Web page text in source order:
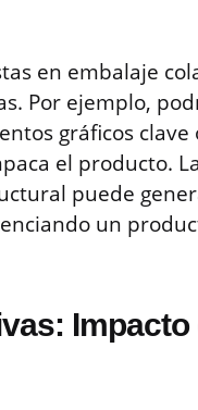
en embalaje
Por ejemplo,
gráficos clave
el producto. La
puede
un
Impacto